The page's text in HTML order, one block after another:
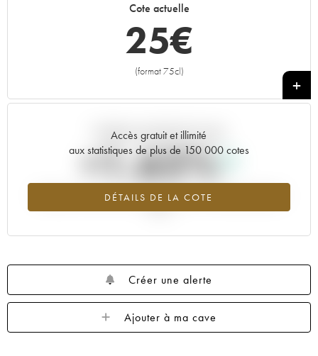
1995
1988
Cote actuelle
25€
(format 75cl)
+
Accès gratuit et illimité
aux statistiques de plus de 150 000 cotes
DÉTAILS DE LA COTE
Tendance actuelle de la cote
+1.62%
Tendance à la hausse du millésime 2002 en 2026 par rapport à
Créer une alerte
Ajouter à ma cave